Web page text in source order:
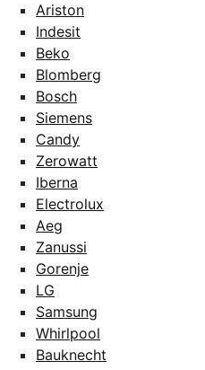
Ariston
Indesit
Beko
Blomberg
Bosch
Siemens
Candy
Zerowatt
Iberna
Electrolux
Aeg
Zanussi
Gorenje
LG
Samsung
Whirlpool
Bauknecht